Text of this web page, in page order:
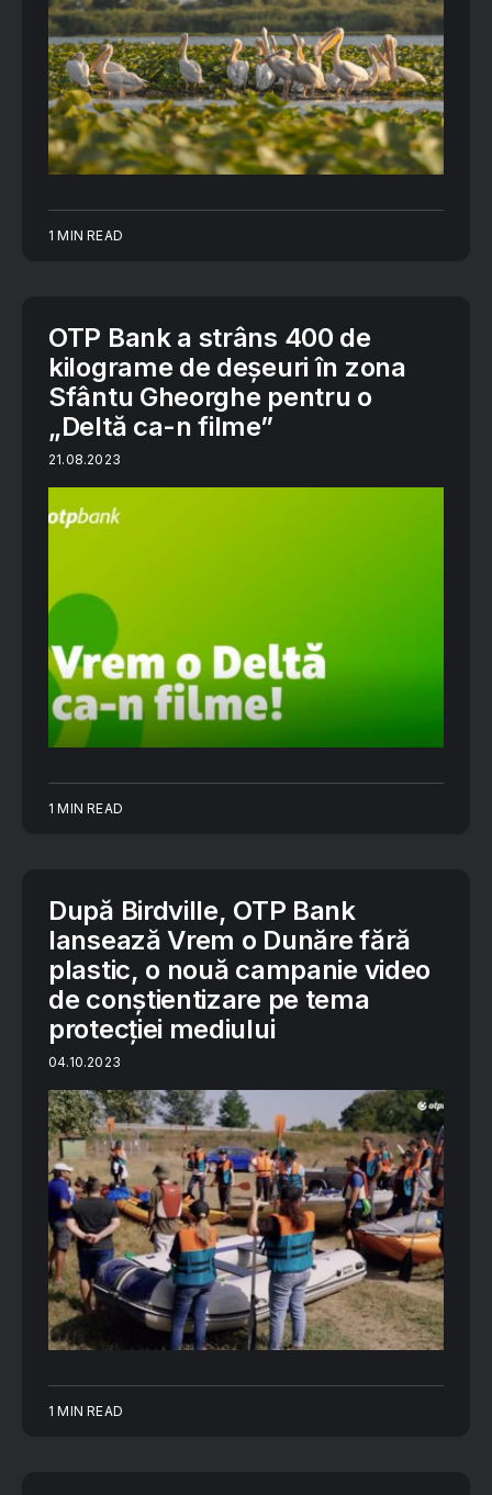
1 MIN READ
OTP Bank a strâns 400 de
kilograme de deșeuri în zona
Sfântu Gheorghe pentru o
„Deltă ca-n filme”
21.08.2023
1 MIN READ
După Birdville, OTP Bank
lansează Vrem o Dunăre fără
plastic, o nouă campanie video
de conștientizare pe tema
protecției mediului
04.10.2023
1 MIN READ